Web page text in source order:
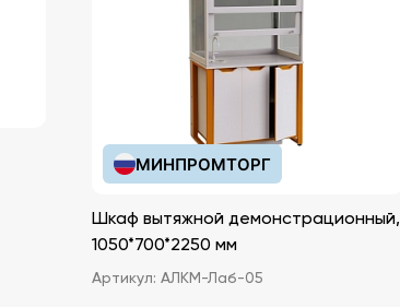
МИНПРОМТОРГ
Шкаф вытяжной демонстрационный,
1050*700*2250 мм
Артикул: АЛКМ-Лаб-05